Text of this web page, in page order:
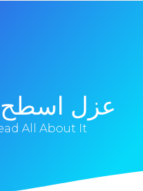
عزل اسطح
All About It